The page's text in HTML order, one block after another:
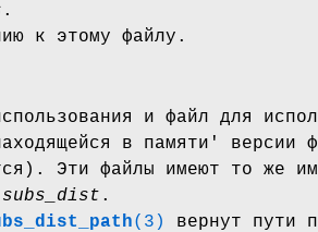
.
к этому файлу.
и файл для
в памяти' версии
Эти файлы имеют то же
.
(3) вернут пути